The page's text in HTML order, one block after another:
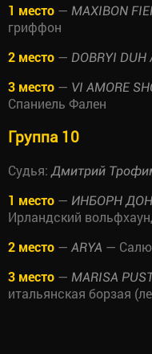
1 место — MAXIBON
гриффон
2 место — DOBRYI DUH
3 место — VI AMORE
Спаниель Фален
Группа 10
Судья: Дмитрий
1 место — ИНБОРН
Ирландский
2 место — ARYA —
3 место — MARISA
итальянская борзая